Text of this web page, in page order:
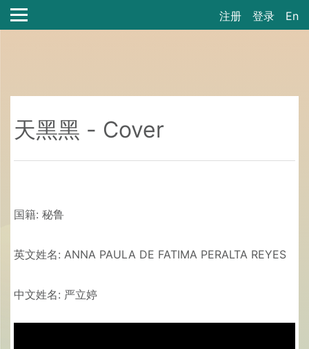
注册 登录 En
天黑黑 - Cover
国籍: 秘鲁
英文姓名: ANNA PAULA DE FATIMA PERALTA REYES
中文姓名: 严立婷